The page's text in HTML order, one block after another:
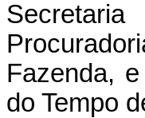
Fazenda,
do Tempo